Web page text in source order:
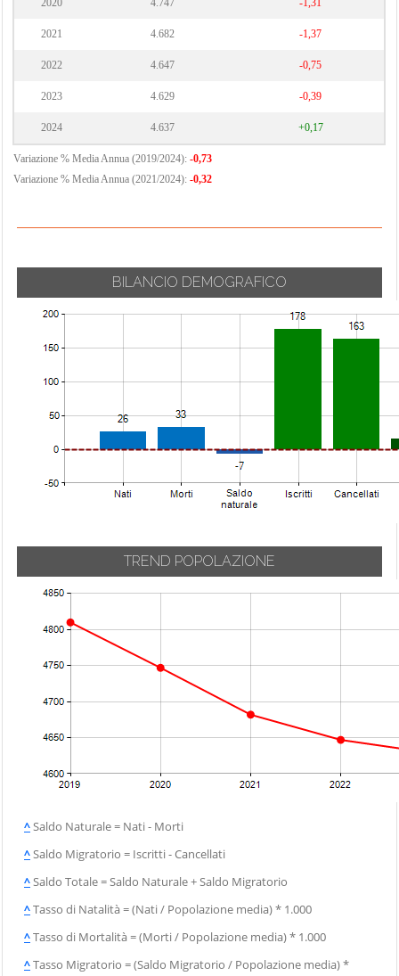
2020 4.747 -1,31
2021 4.682 -1,37
2022 4.647 -0,75
2023 4.629 -0,39
2024 4.637 +0,17
Variazione % Media Annua (2019/2024): -0,73
Variazione % Media Annua (2021/2024): -0,32
BILANCIO DEMOGRAFICO
TREND POPOLAZIONE
^Saldo Naturale = Nati - Morti
^Saldo Migratorio = Iscritti - Cancellati
^Saldo Totale = Saldo Naturale + Saldo Migratorio
^Tasso di Natalità = (Nati / Popolazione media) * 1.000
^Tasso di Mortalità = (Morti / Popolazione media) * 1.000
^Tasso Migratorio = (Saldo Migratorio / Popolazione media) *